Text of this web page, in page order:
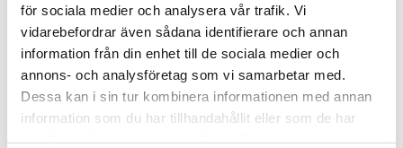
för sociala medier och analysera vår trafik. Vi
vidarebefordrar även sådana identifierare och annan
information från din enhet till de sociala medier och
annons- och analysföretag som vi samarbetar med.
Dessa kan i sin tur kombinera informationen med annan
information som du har tillhandahållit eller som de har
Ficklampa LED Laddbar
15W 1200lm Zoom
255,00 kr
299,00 kr -15%
Airam
Fickarbetsbelysning 3W
Airam
65,00 kr
69,00 kr -6%